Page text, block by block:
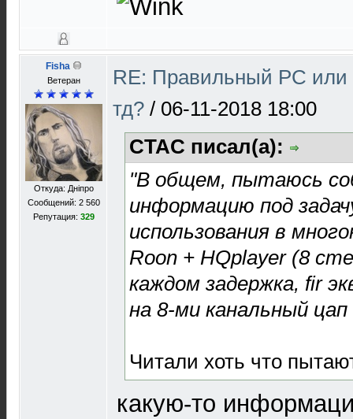
Fisha
Ветеран
Откуда: Дніпро
Сообщений: 2 560
Репутация: 329
RE: Правильный PC
тд? / 06-11-2018 18:00
CTAC писал(а):
"В общем, пытаюсь
информацию под
использования в
Roon + HQplayer (8
каждом задержка, fir
на 8-ми канальный цап
Читали хоть что
какую-то